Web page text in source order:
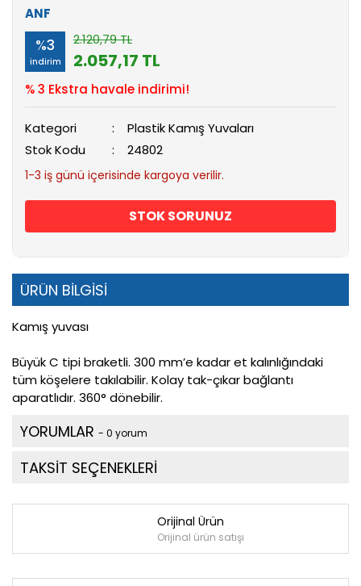
ANF
%3
indirim
2.120,79 TL
2.057,17 TL
% 3 Ekstra havale indirimi!
Kategori
Plastik Kamış Yuvaları
Stok Kodu
24802
1-3 iş günü içerisinde kargoya verilir.
STOK SORUNUZ
ÜRÜN BİLGİSİ
Kamış yuvası
Büyük C tipi braketli. 300 mm’e kadar et kalınlığındaki
tüm köşelere takılabilir. Kolay tak-çıkar bağlantı
aparatlıdır. 360° dönebilir.
YORUMLAR - 0 yorum
TAKSİT SEÇENEKLERİ
Orijinal Ürün
Orijinal ürün satışı